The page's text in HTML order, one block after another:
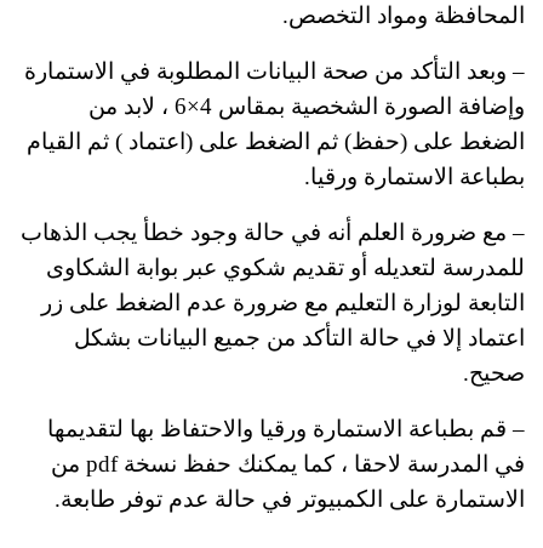
المحافظة ومواد التخصص.
– وبعد التأكد من صحة البيانات المطلوبة في الاستمارة
وإضافة الصورة الشخصية بمقاس 4×6 ، لابد من
الضغط على (حفظ) ثم الضغط على (اعتماد ) ثم القيام
بطباعة الاستمارة ورقيا.
– مع ضرورة العلم أنه في حالة وجود خطأ يجب الذهاب
للمدرسة لتعديله أو تقديم شكوي عبر بوابة الشكاوى
التابعة لوزارة التعليم مع ضرورة عدم الضغط على زر
اعتماد إلا في حالة التأكد من جميع البيانات بشكل
صحيح.
– قم بطباعة الاستمارة ورقيا والاحتفاظ بها لتقديمها
في المدرسة لاحقا ، كما يمكنك حفظ نسخة pdf من
الاستمارة على الكمبيوتر في حالة عدم توفر طابعة.